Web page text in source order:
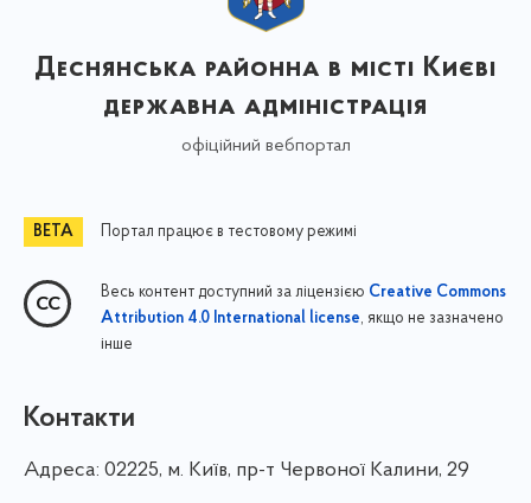
Деснянська районна в місті Києві
державна адміністрація
офіційний вебпортал
Портал працює в тестовому режимі
Весь контент доступний за ліцензією Creative Commons
Attribution 4.0 International license, якщо не зазначено
інше
Контакти
Адреса: 02225, м. Київ, пр-т Червоної Калини, 29